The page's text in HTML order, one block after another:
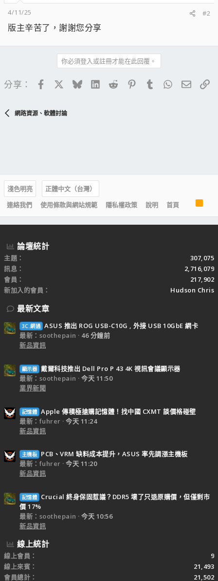
4/11/25
#2
版主辛苦了，謝謝您分享
你必須登入或註冊才能在此回覆。
分享： FacebookBlueskyLinkedIn
Reddit PinterestTumblrWhatsApp
電子
網路資源、軟體討論
淺色明亮
正體中文（台灣）
連絡我們
使用條款與網站規範 隱私權政策 說明 首頁
R
S
S
論壇統計
主題
307,075
訊息
2,716,079
會員
217,902
新加入的會員
Hudson Chris
最新文章
3C.網通 ASUS 推出 ROG USB-C10G , 外接 USB 10GbE 網卡
最新：soothepain
46 分鐘前
新品資訊
顯示器 戴爾科技推出 Dell Pro P 43 4K 視訊會議顯示器
最新：soothepain
今天 11:50
業界新聞
記憶體 Apple 傳積極搶購記憶體！找中國 CXMT 談價格碰壁
最新：fuhrer
今天 11:24
新品資訊
主機板
PCB、VRM 缺料成本提升，ASUS 率先調漲主機板
最新：fuhrer
今天 11:20
新品資訊
記憶體
Crucial 終身保固惹議？DDR5 壞了只退原購價，但僅剩市
價 17%
最新：soothepain
今天 10:56
新品資訊
線上統計
線上會員
9
線上來賓
21,493
會員總計
21,502